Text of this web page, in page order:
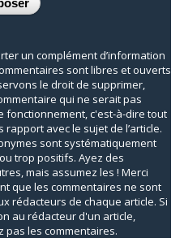
un complément d’information
sont libres et ouverts
le droit de supprimer,
qui ne serait pas
fonctionnement, c'est-à-dire tout
avec le sujet de l’article.
sont systématiquement
trop positifs. Ayez des
mais assumez les ! Merci
que les commentaires ne sont
rédacteurs de chaque article. Si
au rédacteur d'un article,
pas les commentaires.